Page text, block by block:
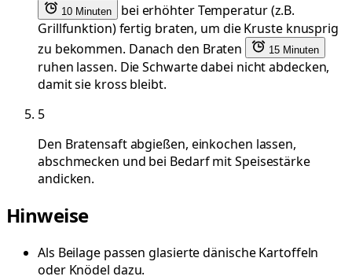
10 Minuten
bei erhöhter Temperatur (z.B.
Grillfunktion) fertig braten, um die Kruste knusprig
zu bekommen. Danach den Braten
15 Minuten
ruhen lassen. Die Schwarte dabei nicht abdecken,
damit sie kross bleibt.
5
Den Bratensaft abgießen, einkochen lassen,
abschmecken und bei Bedarf mit Speisestärke
andicken.
Hinweise
Als Beilage passen glasierte dänische Kartoffeln
oder Knödel dazu.